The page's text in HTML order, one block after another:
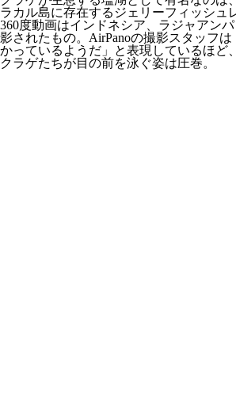
ラカル島に存在するジェリーフィッシュ
360度動画はインドネシア、ラジャアン
影されたもの。AirPanoの撮影スタッフ
かっているようだ」と表現しているほど
クラゲたちが目の前を泳ぐ姿は圧巻。